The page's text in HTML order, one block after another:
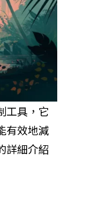
工具，它
有效地減
詳細介紹